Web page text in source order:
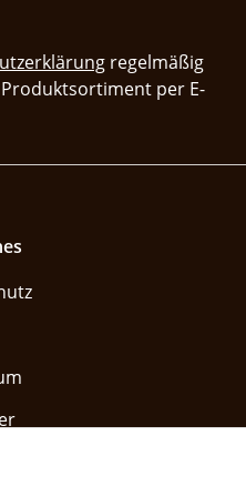
regelmäßig
per E-